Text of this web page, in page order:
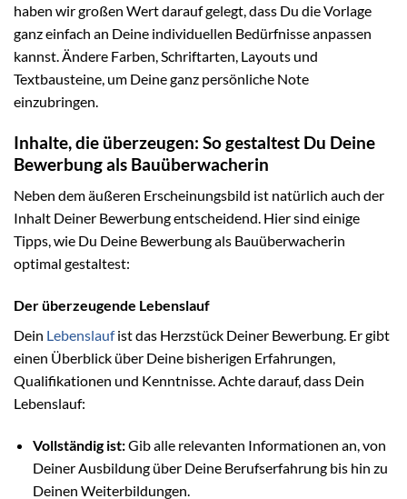
haben wir großen Wert darauf gelegt, dass Du die Vorlage
ganz einfach an Deine individuellen Bedürfnisse anpassen
kannst. Ändere Farben, Schriftarten, Layouts und
Textbausteine, um Deine ganz persönliche Note
einzubringen.
Inhalte, die überzeugen: So gestaltest Du Deine
Bewerbung als Bauüberwacherin
Neben dem äußeren Erscheinungsbild ist natürlich auch der
Inhalt Deiner Bewerbung entscheidend. Hier sind einige
Tipps, wie Du Deine Bewerbung als Bauüberwacherin
optimal gestaltest:
Der überzeugende Lebenslauf
Dein Lebenslaufist das Herzstück Deiner Bewerbung. Er gibt
einen Überblick über Deine bisherigen Erfahrungen,
Qualifikationen und Kenntnisse. Achte darauf, dass Dein
Lebenslauf:
Vollständig ist:Gib alle relevanten Informationen an, von
Deiner Ausbildung über Deine Berufserfahrung bis hin zu
Deinen Weiterbildungen.